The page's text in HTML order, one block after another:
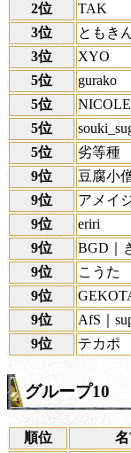
2位
TAK
3位
ともき
3位
XYO
5位
gurako
5位
NICOLE_
5位
5位
劣等種
9位
豆腐小
9位
アメイ
9位
eriri
9位
BGD｜
9位
こうた
9位
9位
AfS｜
9位
テカポ
グループ10
順位